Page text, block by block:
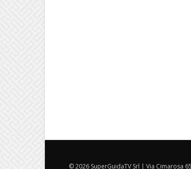
© 2026 SuperGuidaTV Srl | Via Cimarosa